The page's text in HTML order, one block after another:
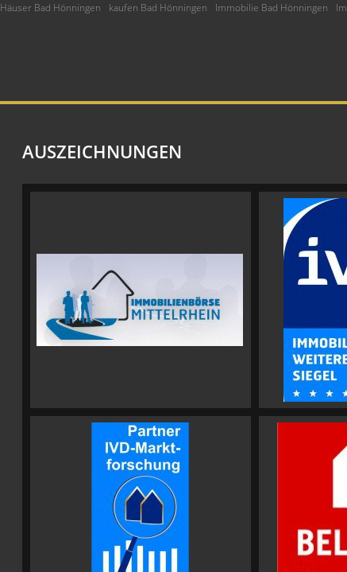
Häuser Bad Hönningen kaufen Bad Hönningen Immobilie Bad Hönningen
AUSZEICHNUNGEN